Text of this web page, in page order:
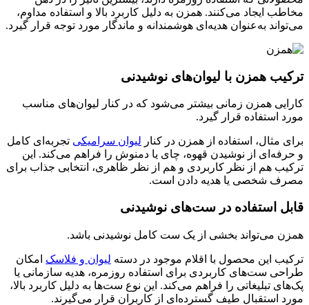
مخاطب ایجاد می‌کنند. همزن به دلیل کاربرد بالا و استفاده مداوم،
می‌تواند به‌عنوان هدیه‌ای هوشمندانه و ماندگار مورد توجه قرار گیرد.
ترکیب همزن با لیوان‌های نوشیدنی
کارایی همزن زمانی بیشتر می‌شود که در کنار لیوان‌های مناسب
مورد استفاده قرار گیرد.
برای مثال، استفاده از همزن در کنار لیوان سرامیکی تجربه‌ای کامل
و حرفه‌ای از نوشیدن قهوه، چای یا دمنوش را فراهم می‌کند. این
ترکیب هم از نظر کاربردی و هم از نظر ظاهری، انتخابی جذاب برای
مصرف شخصی یا هدیه دادن است.
قابل استفاده در ست‌های نوشیدنی
همزن می‌تواند بخشی از یک ست کامل نوشیدنی باشد.
ترکیب این محصول با اقلام موجود در دسته لیوان و فلاسک امکان
طراحی ست‌های کاربردی برای استفاده روزمره، هدیه سازمانی یا
پک‌های تبلیغاتی را فراهم می‌کند. این نوع ست‌ها به دلیل کاربرد بالا،
مورد استقبال طیف گسترده‌ای از کاربران قرار می‌گیرند.